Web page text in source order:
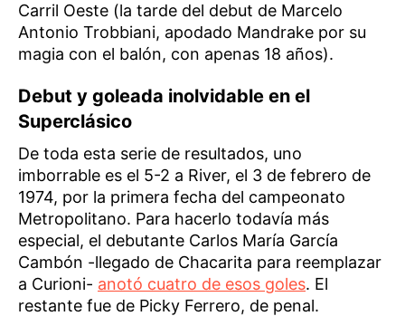
Carril Oeste (la tarde del debut de Marcelo
Antonio Trobbiani, apodado Mandrake por su
magia con el balón, con apenas 18 años).
Debut y goleada inolvidable en el
Superclásico
De toda esta serie de resultados, uno
imborrable es el 5-2 a River, el 3 de febrero de
1974, por la primera fecha del campeonato
Metropolitano. Para hacerlo todavía más
especial, el debutante Carlos María García
Cambón -llegado de Chacarita para reemplazar
a Curioni- anotó cuatro de esos goles. El
restante fue de Picky Ferrero, de penal.